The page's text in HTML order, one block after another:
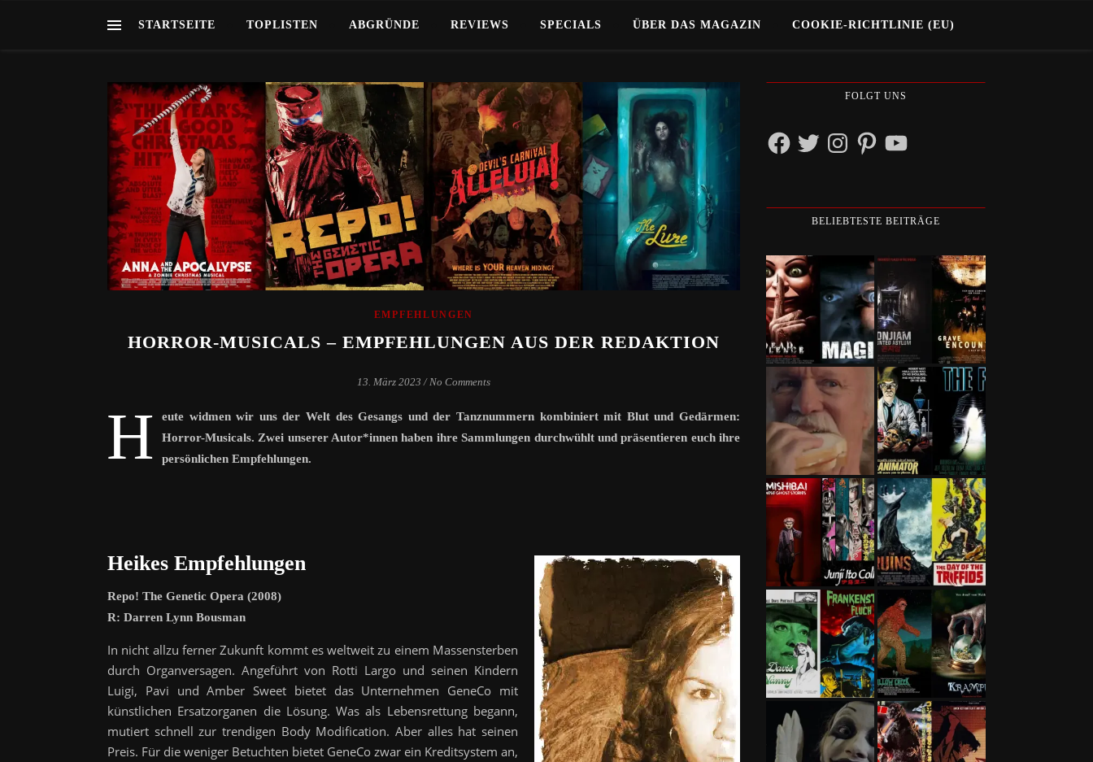
STARTSEITE TOPLISTEN ABGRÜNDE REVIEWS SPECIALS ÜBER DAS MAGAZIN COOKIE-RICHTLINIE (EU)
EMPFEHLUNGEN
HORROR-MUSICALS – EMPFEHLUNGEN AUS DER REDAKTION
13. März 2023 / No Comments
H
eute widmen wir uns der Welt des Gesangs und der Tanznummern kombiniert mit Blut und Gedärmen:
Horror-Musicals. Zwei unserer Autor*innen haben ihre Sammlungen durchwühlt und präsentieren euch ihre
persönlichen Empfehlungen.
Heikes Empfehlungen
Repo! The Genetic Opera (2008)
R: Darren Lynn Bousman
In nicht allzu ferner Zukunft kommt es weltweit zu einem Massensterben
durch Organversagen. Angeführt von Rotti Largo und seinen Kindern
Luigi, Pavi und Amber Sweet bietet das Unternehmen GeneCo mit
künstlichen Ersatzorganen die Lösung. Was als Lebensrettung begann,
mutiert schnell zur trendigen Body Modification. Aber alles hat seinen
Preis. Für die weniger Betuchten bietet GeneCo zwar ein Kreditsystem an,
FOLGT UNS
Facebook
TwitterInstagramPinterestYouTube
BELIEBTESTE BEITRÄGE